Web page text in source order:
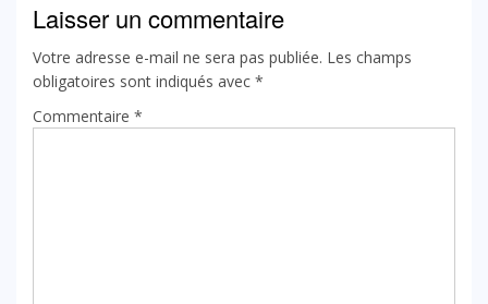
Laisser un commentaire
Votre adresse e-mail ne sera pas publiée. Les champs
obligatoires sont indiqués avec *
Commentaire *